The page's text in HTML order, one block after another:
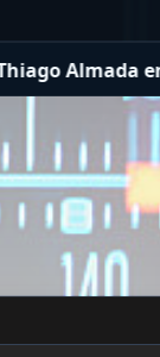
fe de la